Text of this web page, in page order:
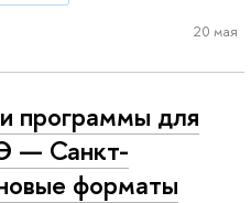
20 мая
программы для
— Санкт-
форматы